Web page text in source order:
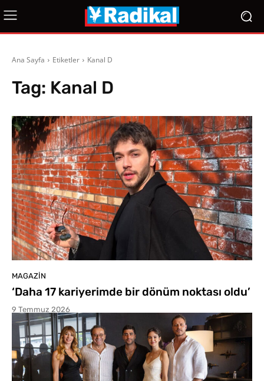
Ana Sayfa Etiketler Kanal D
Tag: Kanal D
MAGAZIN
‘Daha 17 kariyerimde bir dönüm noktası oldu’
9 Temmuz 2026